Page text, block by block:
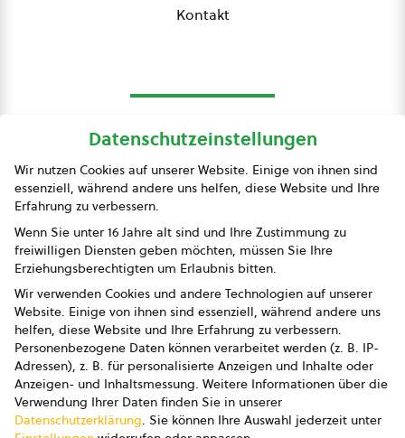
Kontakt
Presse
Impressum
Datenschutz
AGB
AGB Marketing GmbH
AGB Bildung
Newsletter
Datenschutzeinstellungen
Wir nutzen Cookies auf unserer Website. Einige von ihnen sind
essenziell, während andere uns helfen, diese Website und Ihre
Erfahrung zu verbessern.
Wenn Sie unter 16 Jahre alt sind und Ihre Zustimmung zu
freiwilligen Diensten geben möchten, müssen Sie Ihre
Erziehungsberechtigten um Erlaubnis bitten.
Wir verwenden Cookies und andere Technologien auf unserer
Website. Einige von ihnen sind essenziell, während andere uns
helfen, diese Website und Ihre Erfahrung zu verbessern.
Personenbezogene Daten können verarbeitet werden (z. B. IP-
Adressen), z. B. für personalisierte Anzeigen und Inhalte oder
Anzeigen- und Inhaltsmessung. Weitere Informationen über die
Verwendung Ihrer Daten finden Sie in unserer
Datenschutzerklärung. Sie können Ihre Auswahl jederzeit unter